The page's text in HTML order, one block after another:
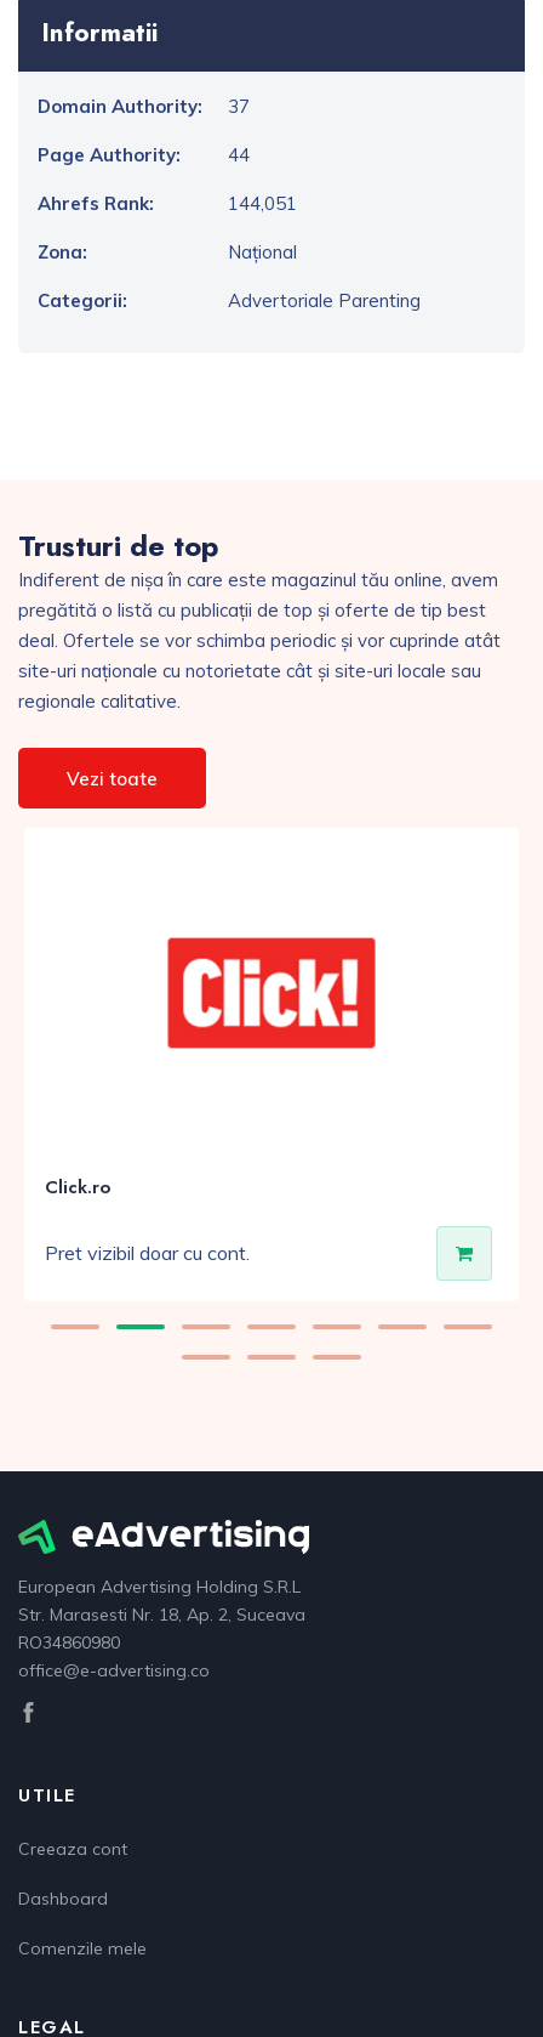
Informatii
Domain Authority: 37
Page Authority: 44
Ahrefs Rank: 144,051
Zona: Național
Categorii: Advertoriale Parenting
Trusturi de top
Indiferent de nișa în care este magazinul tău online, avem
pregătită o listă cu publicații de top și oferte de tip best
deal. Ofertele se vor schimba periodic și vor cuprinde atât
site-uri naționale cu notorietate cât și site-uri locale sau
regionale calitative.
Vezi toate
Click.ro
Pret vizibil doar cu cont.
European Advertising Holding S.R.L
Str. Marasesti Nr. 18, Ap. 2, Suceava
RO34860980
office@e-advertising.co
UTILE
Creeaza cont
Dashboard
Comenzile mele
LEGAL